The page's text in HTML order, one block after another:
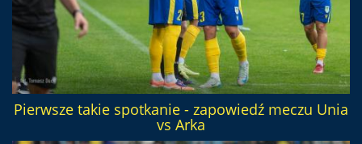
Pierwsze takie spotkanie - zapowiedź meczu Unia
vs Arka